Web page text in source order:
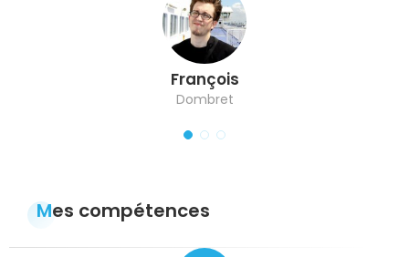
François
Dombret
Mes compétences